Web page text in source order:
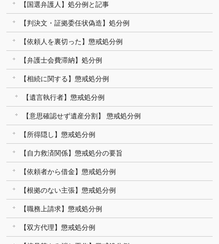
【国選弁護人】処分例と記事
【判決文・証拠委任状偽造】処分例
【依頼人を裏切った】懲戒処分例
【弁護士会費滞納】処分例
【相続に関する】懲戒処分例
【遺言執行者】懲戒処分例
【意思確認せず遺産分割】 懲戒処分例
【所得隠し】懲戒処分例
【自力救済関係】懲戒処分の要旨
【依頼者から借金】懲戒処分例
【根拠のない主張】懲戒処分例
【職務上請求】懲戒処分例
【双方代理】懲戒処分例